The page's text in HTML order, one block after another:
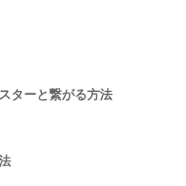
ターと繋がる方法